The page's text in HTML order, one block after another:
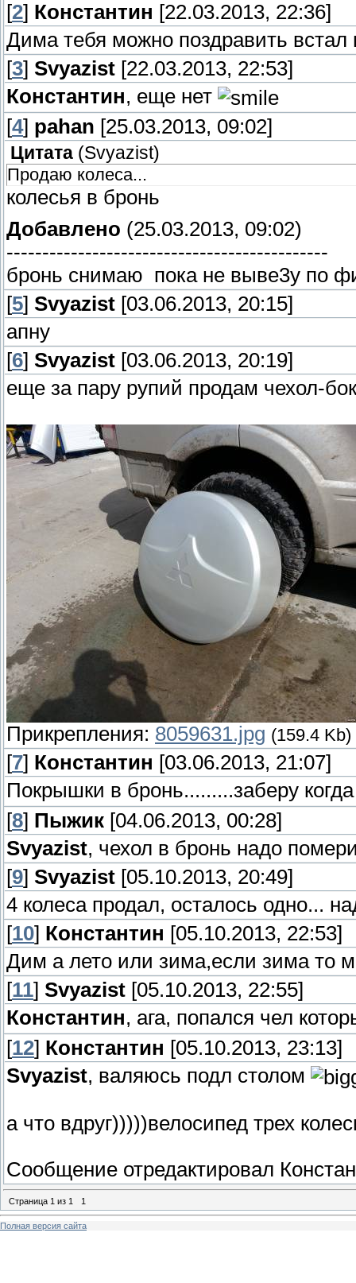
[2] Константин [22.03.2013, 22:36]
Дима тебя можно поздравить встал
[3] Svyazist [22.03.2013, 22:53]
Константин, еще нет
[4] pahan [25.03.2013, 09:02]
Цитата (Svyazist)
Продаю колеса...
колесья в бронь
Добавлено (25.03.2013, 09:02)
---------------------------------------------
бронь снимаю пока не выве3у по
[5] Svyazist [03.06.2013, 20:15]
апну
[6] Svyazist [03.06.2013, 20:19]
еще за пару рупий продам чехол-
Прикрепления: 8059631.jpg (159.4 Kb)
[7] Константин [03.06.2013, 21:07]
Покрышки в бронь.........заберу
[8] Пыжик [04.06.2013, 00:28]
Svyazist, чехол в бронь надо
[9] Svyazist [05.10.2013, 20:49]
4 колеса продал, осталось одно...
[10] Константин [05.10.2013, 22:53]
Дим а лето или зима,если зима то
[11] Svyazist [05.10.2013, 22:55]
Константин, ага, попался чел
[12] Константин [05.10.2013, 23:13]
Svyazist, валяюсь подл столом
а что вдруг)))))велосипед трех
Сообщение отредактировал
Страница 1 из 1 1
Полная версия сайта